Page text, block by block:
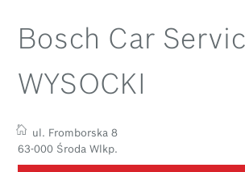
Bosch Car
WYSOCKI
ul. Fromborska 8
63-000 Środa Wlkp.